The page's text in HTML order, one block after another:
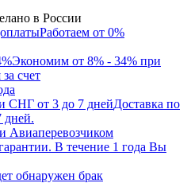
в России
Работаем от 0%
Экономим от 8% - 34% при
счет
Доставка по
дней.
Авиаперевозчиком
В течение 1 года Вы
обнаружен брак